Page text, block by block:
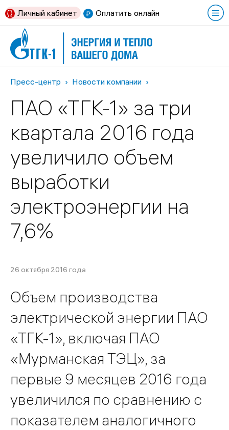
Оплатить онлайн
Личный кабинет
Пресс-центр Новости компании
ПАО «ТГК-1» за три
квартала 2016 года
увеличило объем
выработки
электроэнергии на
7,6%
26 октября 2016 года
Объем производства
электрической энергии ПАО
«ТГК-1», включая ПАО
«Мурманская ТЭЦ», за
первые 9 месяцев 2016 года
увеличился по сравнению с
показателем аналогичного